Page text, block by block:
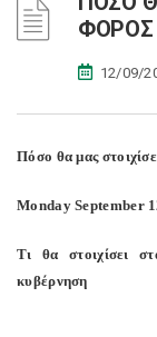
ΦΟΡΟΣ
12/09/
Πόσο θα μας
Monday September
Τι θα στοιχίσει
κυβέρνηση